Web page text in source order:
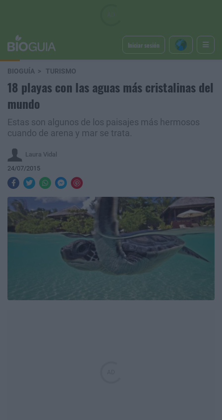
Iniciar sesión
BIOGUÍA TURISMO
18 playas con las aguas más cristalinas del
mundo
Estas son algunos de los paisajes más hermosos
cuando de arena y mar se trata.
Laura Vidal
24/07/2015